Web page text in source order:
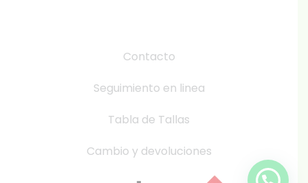
Contacto
Seguimiento en linea
Tabla de Tallas
Cambio y devoluciones